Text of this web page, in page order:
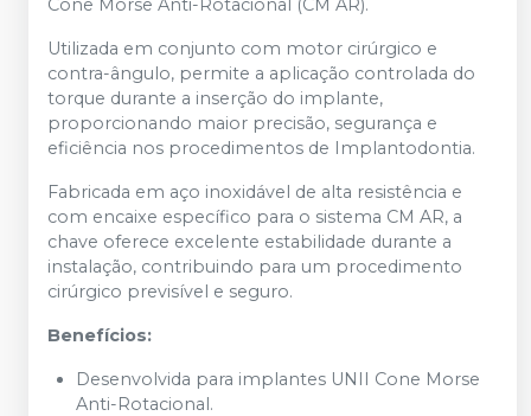
Cone Morse Anti-Rotacional (CM AR).
Utilizada em conjunto com motor cirúrgico e
contra-ângulo, permite a aplicação controlada do
torque durante a inserção do implante,
proporcionando maior precisão, segurança e
eficiência nos procedimentos de Implantodontia.
Fabricada em aço inoxidável de alta resistência e
com encaixe específico para o sistema CM AR, a
chave oferece excelente estabilidade durante a
instalação, contribuindo para um procedimento
cirúrgico previsível e seguro.
Benefícios:
Desenvolvida para implantes UNII Cone Morse
Anti-Rotacional.